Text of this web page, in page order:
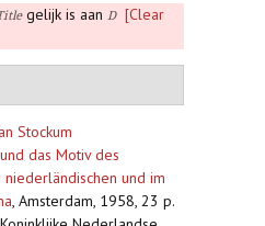
gelijk is aan D
[Clear
Stockum
das Motiv des
und im
, Amsterdam, 1958, 23 p.